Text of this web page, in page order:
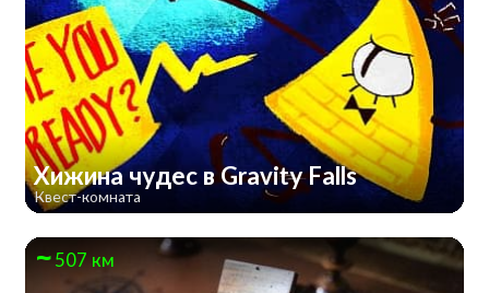
Хижина чудес в Gravity Falls
Квест-комната
507 км